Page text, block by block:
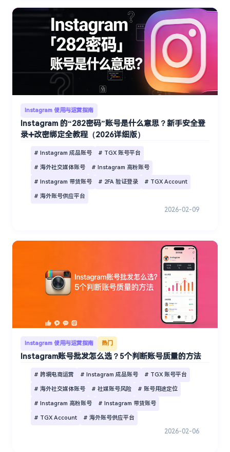
Instagram 使用与运营指南
Instagram 的“282密码”账号是什么意思？新手安全登
录➕改密绑定全教程（2026详细版）
# Instagram 成品账号 # TGX 账号平台
# 海外社交媒体账号 # Instagram 高粉账号
# Instagram 带货账号 # 2FA 验证登录 # TGX Account
# 海外账号供应平台
2026-02-09
Instagram 使用与运营指南 热门
Instagram账号批发怎么选？5个判断账号质量的方法
# 跨境电商运营 # Instagram 成品账号 # TGX 账号平台
# 海外社交媒体账号 # 社媒账号风险 # 账号用途定位
# Instagram 高粉账号 # Instagram 带货账号
# TGX Account # 海外账号供应平台
2026-02-06